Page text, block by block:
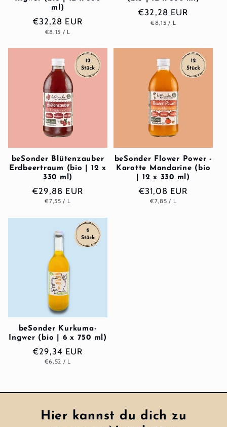
ml)
Normaler
Preis
€32,28 EUR
GRUNDPREIS
€8,15 / PRO
L
Normaler
Preis
€32,28 EUR
GRUNDPREIS
€8,15 / PRO
L
beSonder Blütenzauber
Erdbeertraum (bio | 12 x
330 ml)
Normaler
Preis
€29,88 EUR
GRUNDPREIS
€7,55 / PRO
L
beSonder Flower Power -
Karotte Mandarine (bio
| 12 x 330 ml)
Normaler
Preis
€31,08 EUR
GRUNDPREIS
€7,85 / PRO
L
beSonder Kurkuma-
Ingwer (bio | 6 x 750 ml)
Normaler
Preis
€29,34 EUR
GRUNDPREIS
€6,52 / PRO
L
Hier kannst du dich zu